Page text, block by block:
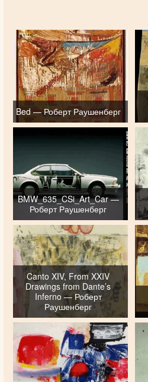
Bed — Роберт Раушенберг
BMW_635_CSi_Art_Car —
Роберт Раушенберг
Canto XIV, From XXIV
Drawings from Dante’s
Inferno — Роберт
Раушенберг